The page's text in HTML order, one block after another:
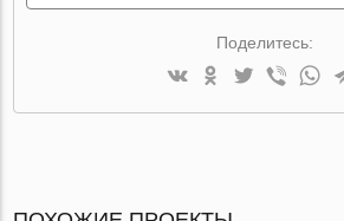
Поделитесь: